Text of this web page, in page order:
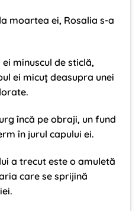
moartea ei, Rosalia s-a
minuscul de sticlă,
ei micuț deasupra unei
încă pe obraji, un fund
în jurul capului ei.
a trecut este o amuletă
care se sprijină